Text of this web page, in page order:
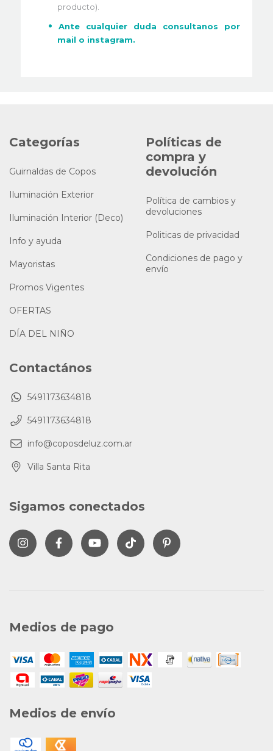
producto).
Ante cualquier duda consultanos por
mail o instagram.
Categorías
Guirnaldas de Copos
Iluminación Exterior
Iluminación Interior (Deco)
Info y ayuda
Mayoristas
Promos Vigentes
OFERTAS
DÍA DEL NIÑO
Políticas de
compra y
devolución
Política de cambios y
devoluciones
Politicas de privacidad
Condiciones de pago y
envío
Contactános
5491173634818
5491173634818
info@coposdeluz.com.ar
Villa Santa Rita
Sigamos conectados
Medios de pago
Medios de envío